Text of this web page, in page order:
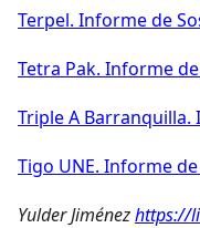
Terpel. Informe de
Tetra Pak. Informe
Triple A
Tigo UNE. Informe
Yulder Jiménezhttps://